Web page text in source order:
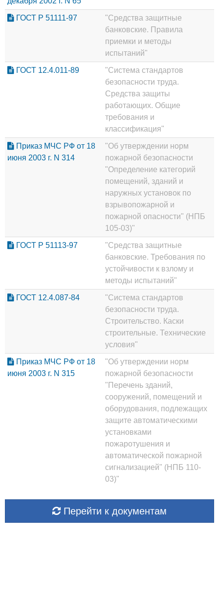
ГОСТ Р 51111-97
"Средства защитные
банковские. Правила
приемки и методы
испытаний"
ГОСТ 12.4.011-89
"Система стандартов
безопасности труда.
Средства защиты
работающих. Общие
требования и
классификация"
Приказ МЧС РФ от 18
июня 2003 г. N 314
"Об утверждении норм
пожарной безопасности
"Определение категорий
помещений, зданий и
наружных установок по
взрывопожарной и
пожарной опасности" (НПБ
105-03)"
ГОСТ Р 51113-97
"Средства защитные
банковские. Требования по
устойчивости к взлому и
методы испытаний"
ГОСТ 12.4.087-84
"Система стандартов
безопасности труда.
Строительство. Каски
строительные. Технические
условия"
Приказ МЧС РФ от 18
июня 2003 г. N 315
"Об утверждении норм
пожарной безопасности
"Перечень зданий,
сооружений, помещений и
оборудования, подлежащих
защите автоматическими
установками
пожаротушения и
автоматической пожарной
сигнализацией" (НПБ 110-
03)"
Перейти к документам